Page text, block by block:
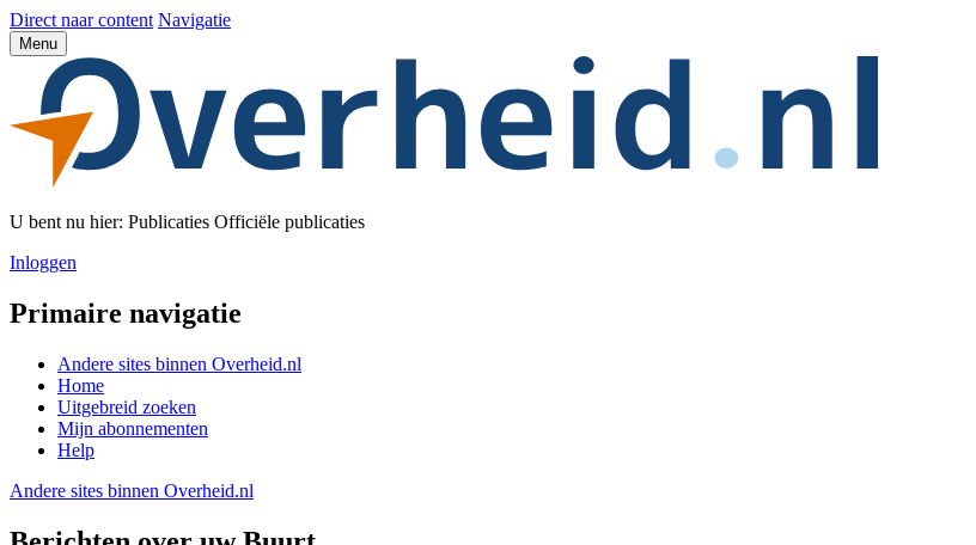
Direct naar content Navigatie
Menu
U bent nu hier: Publicaties Officiële publicaties
Inloggen
Primaire navigatie
Andere sites binnen Overheid.nl
Home
Uitgebreid zoeken
Mijn abonnementen
Help
Andere sites binnen Overheid.nl